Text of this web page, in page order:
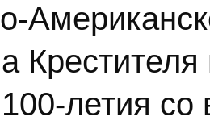
Крестителя
летия со